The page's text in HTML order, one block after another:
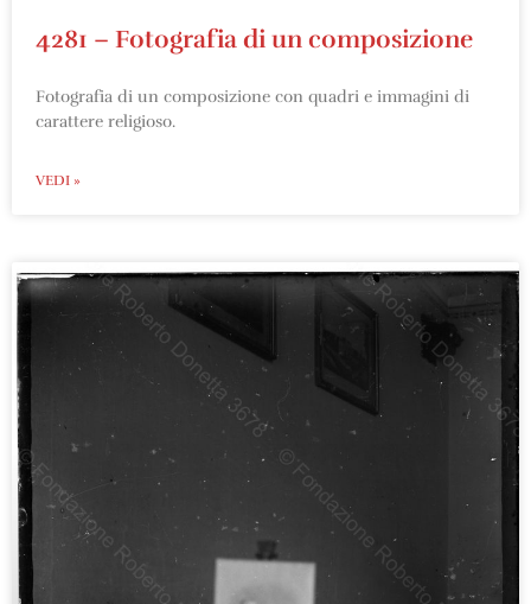
4281 – Fotografia di un composizione
Fotografia di un composizione con quadri e immagini di
carattere religioso.
VEDI »